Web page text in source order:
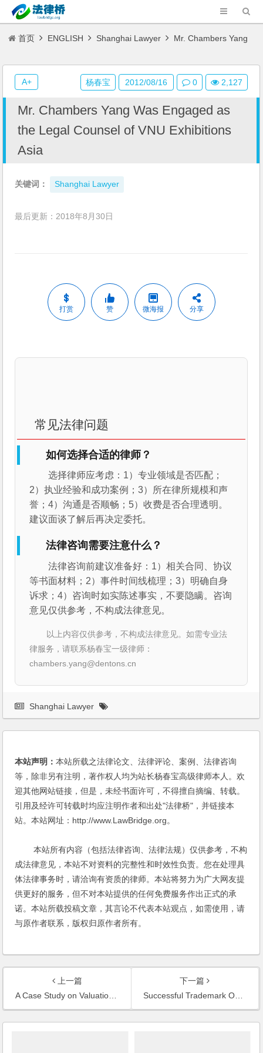
首页 ENGLISH Shanghai Lawyer Mr. Chambers Yang
Was Engaged as the Legal Counsel of VNU Exhibitions Asia
Mr. Chambers Yang Was Engaged as
the Legal Counsel of VNU Exhibitions
Asia
关键词： Shanghai Lawyer
最后更新：2018年8月30日
打赏 赞 微海报 分享
常见法律问题
如何选择合适的律师？
选择律师应考虑：1）专业领域是否匹配；
2）执业经验和成功案例；3）所在律所规模和声
誉；4）沟通是否顺畅；5）收费是否合理透明。
建议面谈了解后再决定委托。
法律咨询需要注意什么？
法律咨询前建议准备好：1）相关合同、协议
等书面材料；2）事件时间线梳理；3）明确自身
诉求；4）咨询时如实陈述事实，不要隐瞒。咨询
意见仅供参考，不构成法律意见。
以上内容仅供参考，不构成法律意见。如需专业法
律服务，请联系杨春宝一级律师：
chambers.yang@dentons.cn
杨春宝 2012/08/16 0 2,127
A+
Shanghai Lawyer
本站声明：本站所载之法律论文、法律评论、案例、法律咨询
等，除非另有注明，著作权人均为站长杨春宝高级律师本人。欢
迎其他网站链接，但是，未经书面许可，不得擅自摘编、转载。
引用及经许可转载时均应注明作者和出处"法律桥"，并链接本
站。本站网址：http://www.LawBridge.org。
本站所有内容（包括法律咨询、法律法规）仅供参考，不构
成法律意见，本站不对资料的完整性和时效性负责。您在处理具
体法律事务时，请洽询有资质的律师。本站将努力为广大网友提
供更好的服务，但不对本站提供的任何免费服务作出正式的承
诺。本站所载投稿文章，其言论不代表本站观点，如需使用，请
与原作者联系，版权归原作者所有。
上一篇
A Case Study on Valuation Adjustment Mechanism (VAM) by Mr. Chambers Yang Was Published on Top Capital Magazine
下一篇
Successful Trademark Objection on HDS Trademark